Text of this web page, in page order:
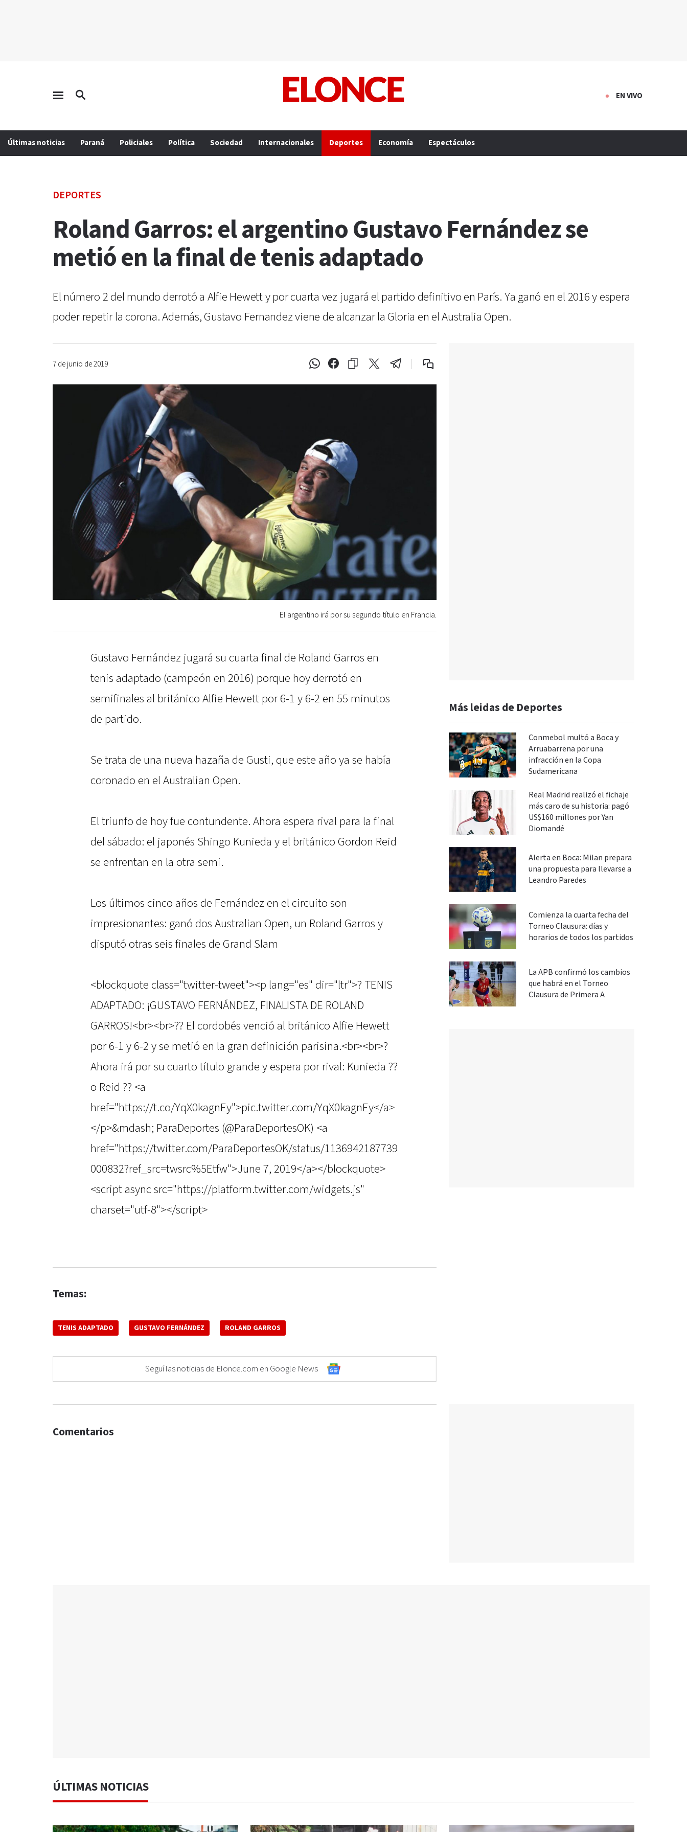
EN VIVO
Últimas noticias Paraná Policiales Política Sociedad Internacionales Deportes Economía Espectáculos
DEPORTES
Roland Garros: el argentino Gustavo Fernández se
metió en la final de tenis adaptado
El número 2 del mundo derrotó a Alfie Hewett y por cuarta vez jugará el partido definitivo en París. Ya ganó en el 2016 y espera
poder repetir la corona. Además, Gustavo Fernandez viene de alcanzar la Gloria en el Australia Open.
7 de junio de 2019
El argentino irá por su segundo título en Francia.
Gustavo Fernández jugará su cuarta final de Roland Garros en
tenis adaptado (campeón en 2016) porque hoy derrotó en
semifinales al británico Alfie Hewett por 6-1 y 6-2 en 55 minutos
de partido.
Se trata de una nueva hazaña de Gusti, que este año ya se había
coronado en el Australian Open.
El triunfo de hoy fue contundente. Ahora espera rival para la final
del sábado: el japonés Shingo Kunieda y el británico Gordon Reid
se enfrentan en la otra semi.
Los últimos cinco años de Fernández en el circuito son
impresionantes: ganó dos Australian Open, un Roland Garros y
disputó otras seis finales de Grand Slam
<blockquote class="twitter-tweet"><p lang="es" dir="ltr">? TENIS
ADAPTADO: ¡GUSTAVO FERNÁNDEZ, FINALISTA DE ROLAND
GARROS!<br><br>?? El cordobés venció al británico Alfie Hewett
por 6-1 y 6-2 y se metió en la gran definición parisina.<br><br>?
Ahora irá por su cuarto título grande y espera por rival: Kunieda ??
o Reid ?? <a
href="https://t.co/YqX0kagnEy">pic.twitter.com/YqX0kagnEy</a>
</p>&mdash; ParaDeportes (@ParaDeportesOK) <a
href="https://twitter.com/ParaDeportesOK/status/1136942187739
000832?ref_src=twsrc%5Etfw">June 7, 2019</a></blockquote>
<script async src="https://platform.twitter.com/widgets.js"
charset="utf-8"></script>
Temas:
TENIS ADAPTADO GUSTAVO FERNÁNDEZ ROLAND GARROS
Seguí las noticias de Elonce.com en Google News
Más leidas de Deportes
Conmebol multó a Boca y
Arruabarrena por una
infracción en la Copa
Sudamericana
Real Madrid realizó el fichaje
más caro de su historia: pagó
US$160 millones por Yan
Diomandé
Alerta en Boca: Milan prepara
una propuesta para llevarse a
Leandro Paredes
Comienza la cuarta fecha del
Torneo Clausura: días y
horarios de todos los partidos
La APB confirmó los cambios
que habrá en el Torneo
Clausura de Primera A
Comentarios
ÚLTIMAS NOTICIAS